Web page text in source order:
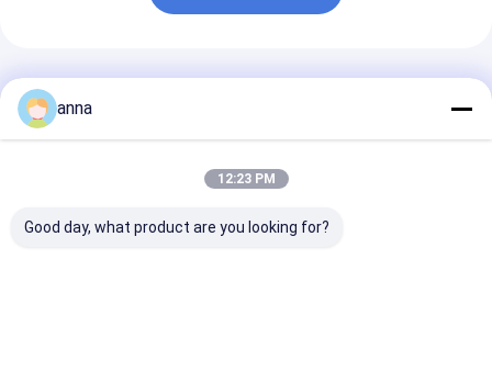
추천된 제품
anna
12:23 PM
Good day, what product are you looking for?